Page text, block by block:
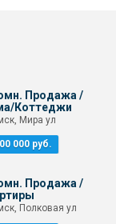
Продажа /
Коттеджи
Мира ул
000 руб.
Продажа /
Полковая ул